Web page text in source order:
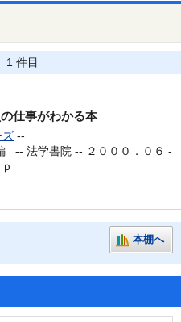
1 件目
仕事がわかる本
ズ --
-- 法学書院 -- ２０００．０６ -
本棚へ